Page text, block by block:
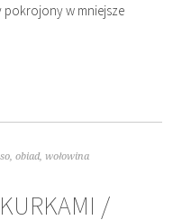
w mniejsze
,obiad,wołowina
/